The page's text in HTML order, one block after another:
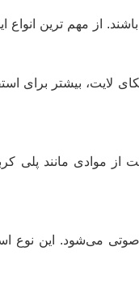
از مهم ترین
لایت، بیشتر
از موادی مانند پلی
می‌شود. این نوع